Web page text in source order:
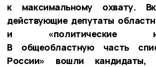
к максимальному охвату.
действующие депутаты
и «политические
В общеобластную часть
России» вошли кандидаты,